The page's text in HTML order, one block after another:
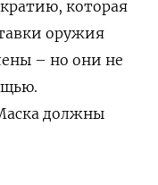
которая
оружия
– но они не
должны